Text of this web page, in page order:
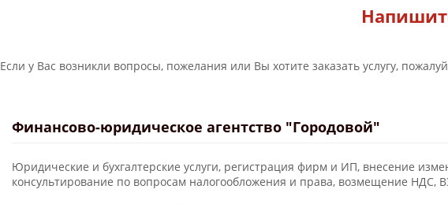
Если у Вас возникли вопросы, пожелания или Вы хотите заказать услугу,
Финансово-юридическое агентство "Городовой"
Юридические и бухгалтерские услуги, регистрация фирм и ИП, внесение
консультирование по вопросам налогообложения и права, возмещение НДС,